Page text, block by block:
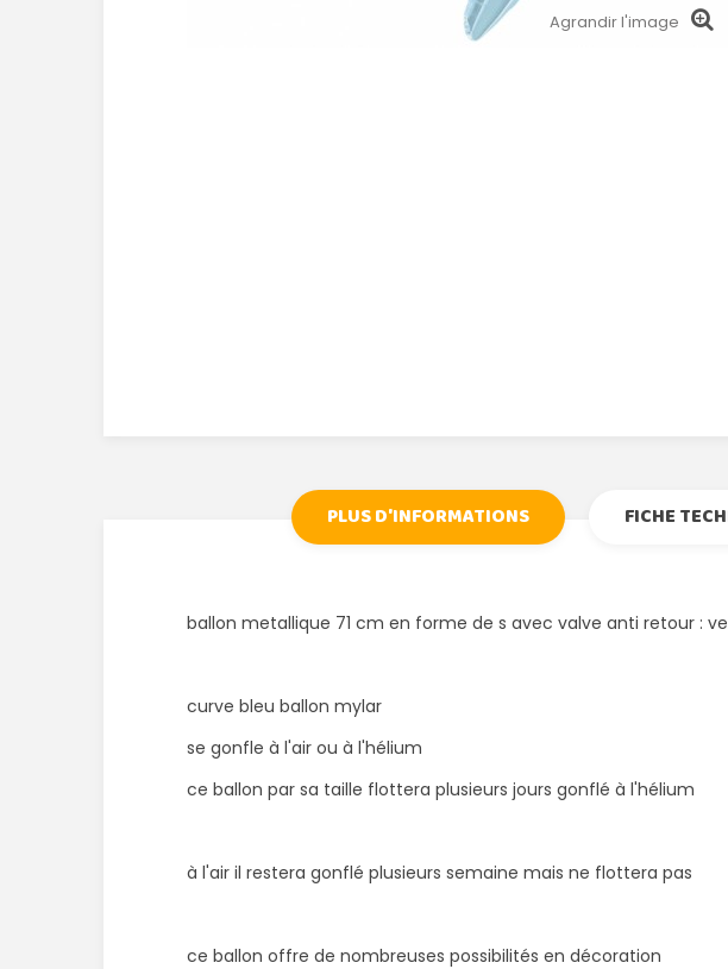
Agrandir l'image
PLUS D'INFORMATIONS FICHE
ballon metallique 71 cm en forme de s avec valve anti retour :
curve bleu ballon mylar
se gonfle à l'air ou à l'hélium
ce ballon par sa taille flottera plusieurs jours gonflé à l'hélium
à l'air il restera gonflé plusieurs semaine mais ne flottera pas
ce ballon offre de nombreuses possibilités en décoration